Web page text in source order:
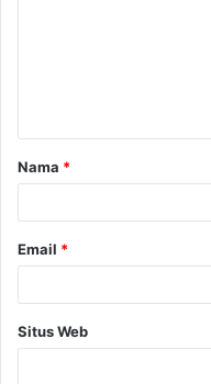
Nama *
Email *
Situs Web